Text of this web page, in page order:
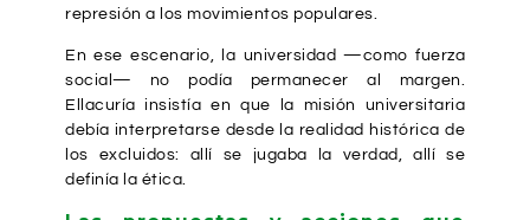
represión a los movimientos populares.
En ese escenario, la universidad —como fuerza
social— no podía permanecer al margen.
Ellacuría insistía en que la misión universitaria
debía interpretarse desde la realidad histórica de
los excluidos: allí se jugaba la verdad, allí se
definía la ética.